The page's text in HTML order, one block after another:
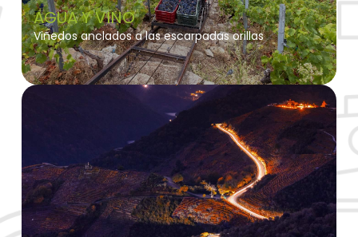
AGUA Y VINO
Viñedos anclados a las escarpadas orillas